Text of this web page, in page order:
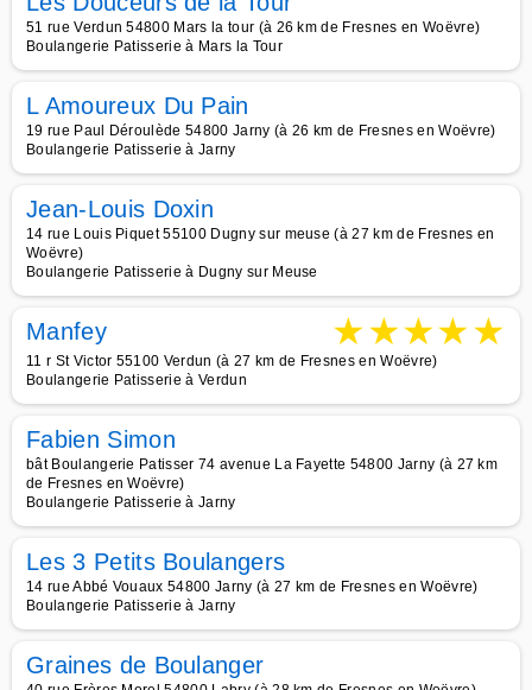
51 rue Verdun 54800 Mars la tour (à 26 km de Fresnes en Woëvre)
Boulangerie Patisserie à Mars la Tour
L Amoureux Du Pain
19 rue Paul Déroulède 54800 Jarny (à 26 km de Fresnes en Woëvre)
Boulangerie Patisserie à Jarny
Jean-Louis Doxin
14 rue Louis Piquet 55100 Dugny sur meuse (à 27 km de Fresnes en
Woëvre)
Boulangerie Patisserie à Dugny sur Meuse
Manfey ★★★★★
11 r St Victor 55100 Verdun (à 27 km de Fresnes en Woëvre)
Boulangerie Patisserie à Verdun
Fabien Simon
bât Boulangerie Patisser 74 avenue La Fayette 54800 Jarny (à 27 km
de Fresnes en Woëvre)
Boulangerie Patisserie à Jarny
Les 3 Petits Boulangers
14 rue Abbé Vouaux 54800 Jarny (à 27 km de Fresnes en Woëvre)
Boulangerie Patisserie à Jarny
Graines de Boulanger